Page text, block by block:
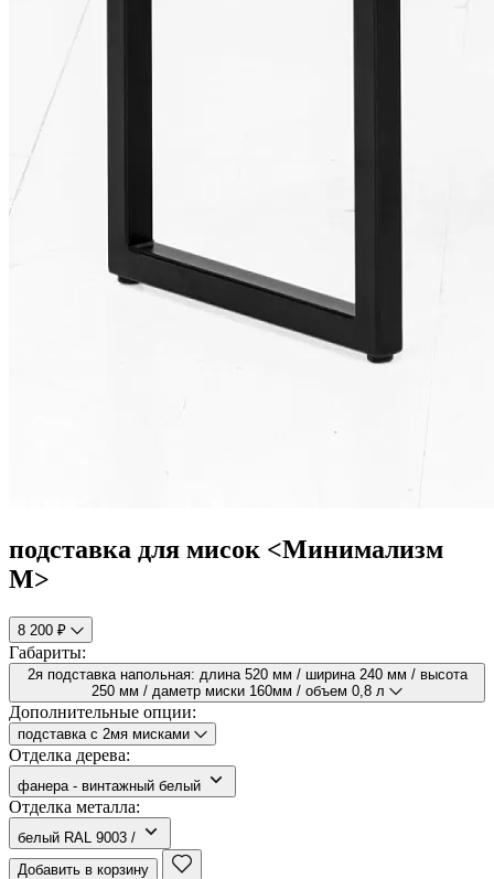
подставка для мисок <Минимализм
M>
8 200 ₽
Габариты:
2я подставка напольная: длина 520 мм / ширина 240 мм / высота
250 мм / даметр миски 160мм / объем 0,8 л
Дополнительные опции:
подставка с 2мя мисками
Отделка дерева:
фанера - винтажный белый
Отделка металла:
белый RAL 9003 /
Добавить в корзину